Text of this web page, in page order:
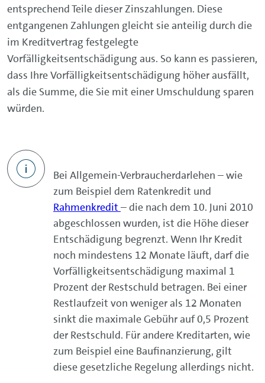
entsprechend Teile dieser Zinszahlungen. Diese
entgangenen Zahlungen gleicht sie anteilig durch die
im Kreditvertrag festgelegte
Vorfälligkeitsentschädigung aus. So kann es passieren,
dass Ihre Vorfälligkeitsentschädigung höher ausfällt,
als die Summe, die Sie mit einer Umschuldung sparen
würden.
Bei Allgemein-Verbraucherdarlehen – wie
zum Beispiel dem Ratenkredit und
Rahmenkredit – die nach dem 10. Juni 2010
abgeschlossen wurden, ist die Höhe dieser
Entschädigung begrenzt. Wenn Ihr Kredit
noch mindestens 12 Monate läuft, darf die
Vorfälligkeitsentschädigung maximal 1
Prozent der Restschuld betragen. Bei einer
Restlaufzeit von weniger als 12 Monaten
sinkt die maximale Gebühr auf 0,5 Prozent
der Restschuld. Für andere Kreditarten, wie
zum Beispiel eine Baufinanzierung, gilt
diese gesetzliche Regelung allerdings nicht.